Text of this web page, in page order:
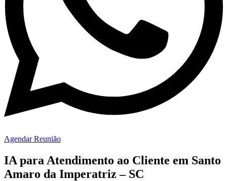
Agendar Reunião
IA para Atendimento ao Cliente em Santo
Amaro da Imperatriz – SC